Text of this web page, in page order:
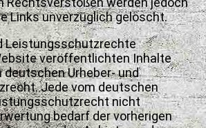
Links unverzüglich gelöscht.
Leistungsschutzrechte
veröffentlichten Inhalte
deutschen Urheber- und
Jede vom deutschen
nicht
bedarf der vorherigen